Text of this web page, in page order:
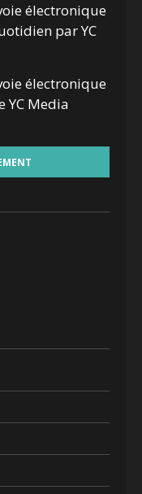
électronique
par YC
électronique
YC Media